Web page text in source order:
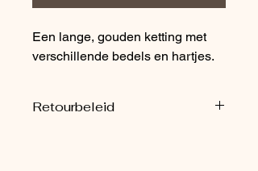
Een lange, gouden ketting met
verschillende bedels en hartjes.
Retourbeleid